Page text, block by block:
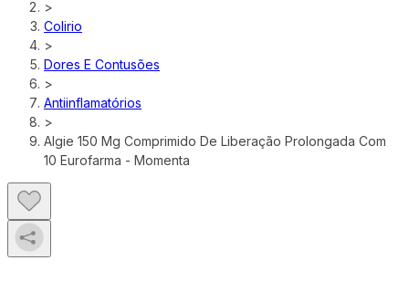
>
Colirio
>
Dores E Contusões
>
Antiinflamatórios
>
Algie 150 Mg Comprimido De Liberação Prolongada Com
10 Eurofarma - Momenta